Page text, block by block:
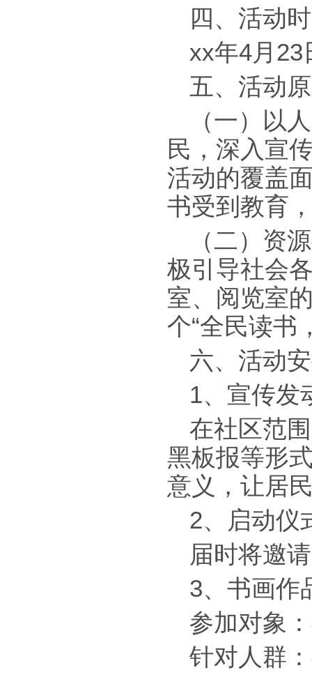
四、活动
xx年4月23
五、活动
（一）以
民，深入宣
活动的覆盖
书受到教育
（二）资
极引导社会
室、阅览室
个“全民读书
六、活动
1、宣传发
在社区范
黑板报等形
意义，让居
2、启动仪
届时将邀
3、书画作
参加对象
针对人群